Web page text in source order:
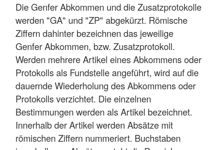
Die Genfer Abkommen und die Zusatzprotokolle
werden "GA" und "ZP" abgekürzt. Römische
Ziffern dahinter bezeichnen das jeweilige
Genfer Abkommen, bzw. Zusatzprotokoll.
Werden mehrere Artikel eines Abkommens oder
Protokolls als Fundstelle angeführt, wird auf die
dauernde Wiederholung des Abkommens oder
Protokolls verzichtet. Die einzelnen
Bestimmungen werden als Artikel bezeichnet.
Innerhalb der Artikel werden Absätze mit
römischen Ziffern nummeriert. Buchstaben